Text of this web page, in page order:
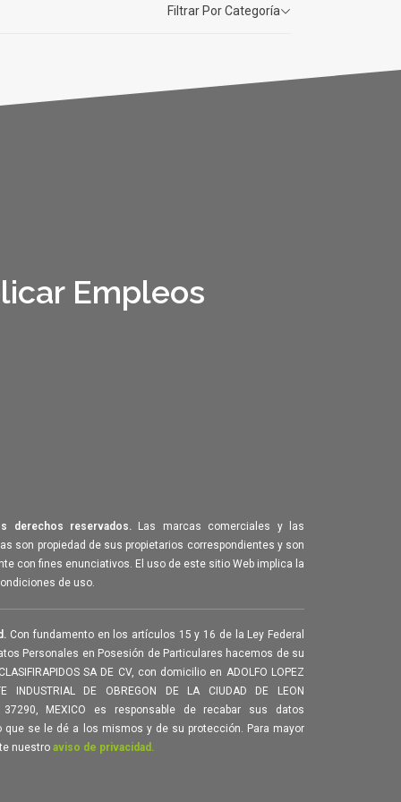
Filtrar Por Categoría
Empleos
derechos reservados. Las marcas comerciales y las
son propiedad de sus propietarios correspondientes y son
con fines enunciativos. El uso de este sitio Web implica la
de uso.
Con fundamento en los artículos 15 y 16 de la Ley Federal
Personales en Posesión de Particulares hacemos de su
SA DE CV, con domicilio en ADOLFO LOPEZ
INDUSTRIAL DE OBREGON DE LA CIUDAD DE LEON
37290, MEXICO es responsable de recabar sus datos
que se le dé a los mismos y de su protección. Para mayor
nuestro aviso de privacidad.